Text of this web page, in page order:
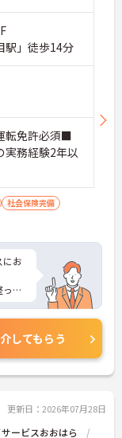
駅」徒歩14分
転免許必須■
務経験2年以
社会保険完備
にお
た
らに
さしてもらう
更新日：2026年07月28日
ービスおおはら